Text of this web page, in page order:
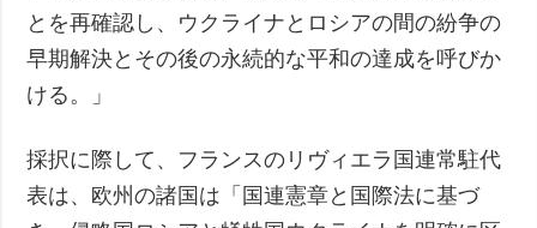
とを再確認し、ウクライナとロシアの間の紛争の
早期解決とその後の永続的な平和の達成を呼びか
ける。」
採択に際して、フランスのリヴィエラ国連常駐代
表は、欧州の諸国は「国連憲章と国際法に基づ